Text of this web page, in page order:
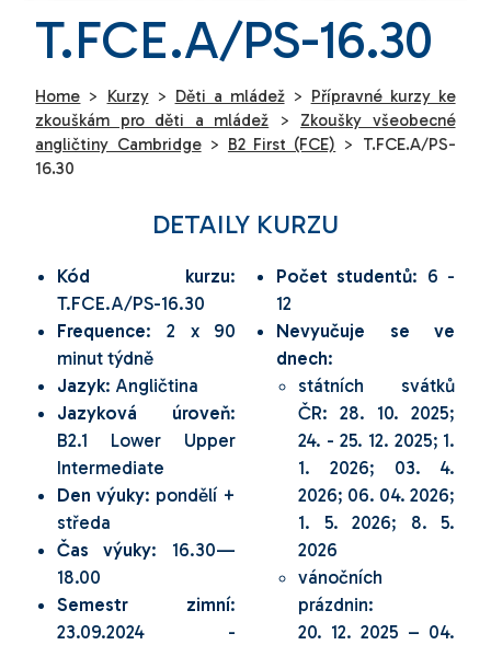
T.FCE.A/PS-16.30
Home > Kurzy > Děti a mládež > Přípravné kurzy ke
zkouškám pro děti a mládež
>
Zkoušky všeobecné
angličtiny Cambridge > B2 First (FCE) >
T.FCE.A/PS-
16.30
DETAILY KURZU
Kód kurzu:
T.FCE.A/PS-16.30
Frequence: 2 x 90
minut týdně
Jazyk: Angličtina
Jazyková úroveň:
B2.1 Lower Upper
Intermediate
Den výuky: pondělí +
středa
Čas výuky: 16.30—
18.00
Semestr zimní:
23.09.2024 -
Počet studentů: 6 -
12
Nevyučuje se ve
dnech:
státních svátků
ČR: 28. 10. 2025;
24. - 25. 12. 2025; 1.
1. 2026; 03. 4.
2026; 06. 04. 2026;
1. 5. 2026; 8. 5.
2026
vánočních
prázdnin:
20. 12. 2025 – 04.